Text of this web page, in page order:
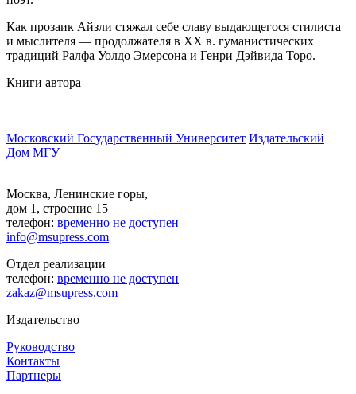
Как прозаик Айзли стяжал себе славу выдающегося стилиста
и мыслителя — продолжателя в XX в. гуманистических
традиций Ралфа Уолдо Эмерсона и Генри Дэйвида Торо.
Книги автора
Московский Государственный Университет Издательский
Дом МГУ
Москва, Ленинские горы,
дом 1, строение 15
телефон: временно не доступен
info@msupress.com
Отдел реализации
телефон: временно не доступен
zakaz@msupress.com
Издательство
Руководство
Контакты
Партнеры